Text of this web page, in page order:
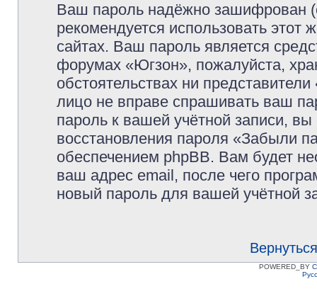
Ваш пароль надёжно зашифрован
рекомендуется использовать этот
сайтах. Ваш пароль является
форумах «Югзон», пожалуйста,
обстоятельствах ни
лицо не вправе спрашивать ваш
пароль к вашей учётной записи,
восстановления пароля «Забыли
обеспечением phpBB. Вам будет
ваш адрес email, после чего
новый пароль для вашей учётной
POWERED_BY